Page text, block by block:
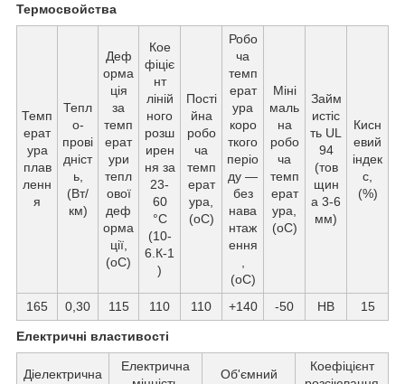
Термосвойства
Темп
ерат
ура
плав
ленн
я
Тепл
о-
прові
дніст
ь,
(Вт/
км)
Деф
орма
ція
за
темп
ерат
ури
тепл
ової
деф
орма
ції,
(oС)
Кое
фіціє
нт
ліній
ного
розш
ирен
ня за
23-
60
°C
(10-
6.К-1
)
Пості
йна
робо
ча
темп
ерат
ура,
(oС)
Робо
ча
темп
ерат
ура
коро
ткого
періо
ду —
без
нава
нтаж
ення
(oС)
Міні
маль
на
робо
ча
темп
ерат
ура,
(oС)
Займ
истіс
ть UL
94
(тов
щин
а 3-6
мм)
Кисн
евий
індек
с,
(%)
165 0,30 115 110 110 +140 -50 HB 15
Електричні властивості
Діелектрична
Електрична
Об'ємний
Коефіцієнт